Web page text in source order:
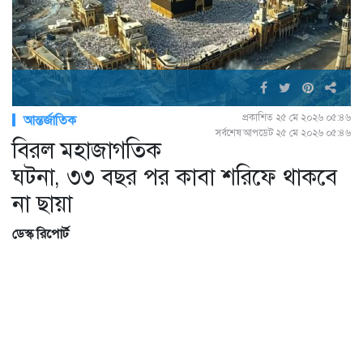
আন্তর্জাতিক
প্রকাশিত ২৫ মে ২০২৬ ০৫:৪৬
সর্বশেষ আপডেট ২৫ মে ২০২৬ ০৫:৪৬
বিরল মহাজাগতিক
ঘটনা, ৩৩ বছর পর কাবা শরিফে থাকবে
না ছায়া
ডেস্ক রিপোর্ট